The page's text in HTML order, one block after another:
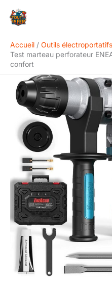
Accueil
Outils électroportatifs
Test marteau perforateur
confort